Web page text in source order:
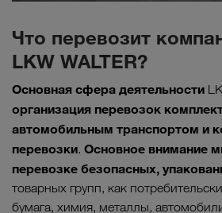
Что перевозит
LKW WALTER?
Основная сфера деятельности
организация перевозок
автомобильным транспортом и
перевозки. Основное внимание
перевозке безопасных,
товарных групп, как
бумага, химия, металлы,